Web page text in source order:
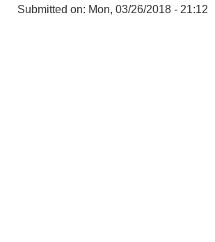
Submitted on: Mon, 03/26/2018 - 21:12